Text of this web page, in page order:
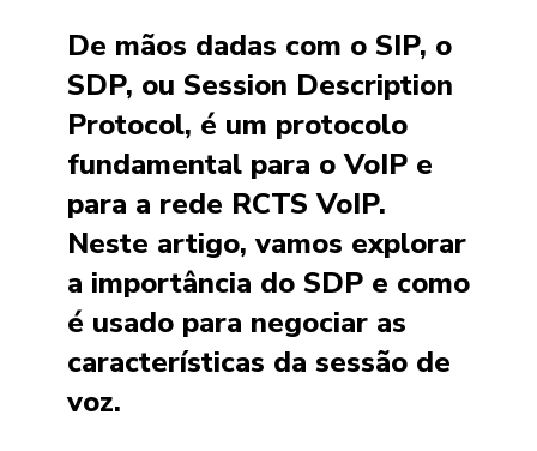
De mãos dadas com o SIP, o
SDP, ou Session Description
Protocol, é um protocolo
fundamental para o VoIP e
para a rede RCTS VoIP.
Neste artigo, vamos explorar
a importância do SDP e como
é usado para negociar as
características da sessão de
voz.